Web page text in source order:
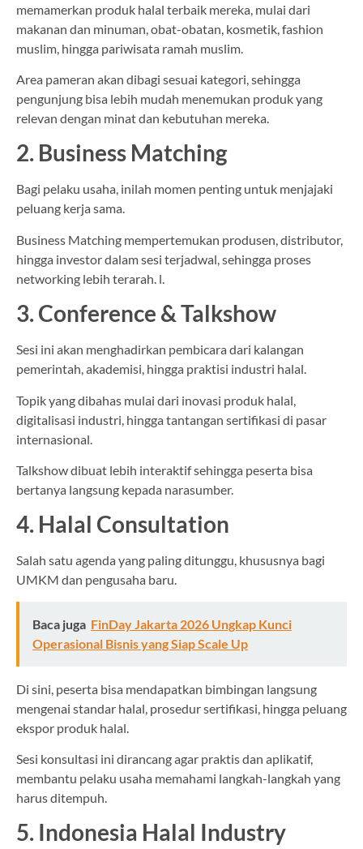
memamerkan produk halal terbaik mereka, mulai dari
makanan dan minuman, obat-obatan, kosmetik, fashion
muslim, hingga pariwisata ramah muslim.
Area pameran akan dibagi sesuai kategori, sehingga
pengunjung bisa lebih mudah menemukan produk yang
relevan dengan minat dan kebutuhan mereka.
2. Business Matching
Bagi pelaku usaha, inilah momen penting untuk menjajaki
peluang kerja sama.
Business Matching mempertemukan produsen, distributor,
hingga investor dalam sesi terjadwal, sehingga proses
networking lebih terarah. l.
3. Conference & Talkshow
Sesi ini akan menghadirkan pembicara dari kalangan
pemerintah, akademisi, hingga praktisi industri halal.
Topik yang dibahas mulai dari inovasi produk halal,
digitalisasi industri, hingga tantangan sertifikasi di pasar
internasional.
Talkshow dibuat lebih interaktif sehingga peserta bisa
bertanya langsung kepada narasumber.
4. Halal Consultation
Salah satu agenda yang paling ditunggu, khususnya bagi
UMKM dan pengusaha baru.
Baca juga FinDay Jakarta 2026 Ungkap Kunci
Operasional Bisnis yang Siap Scale Up
Di sini, peserta bisa mendapatkan bimbingan langsung
mengenai standar halal, prosedur sertifikasi, hingga peluang
ekspor produk halal.
Sesi konsultasi ini dirancang agar praktis dan aplikatif,
membantu pelaku usaha memahami langkah-langkah yang
harus ditempuh.
5. Indonesia Halal Industry